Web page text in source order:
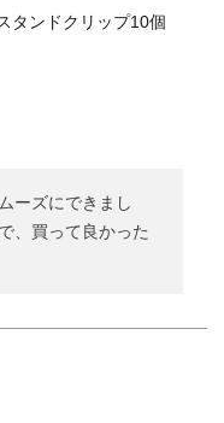
タンドクリップ10個
ーズにできまし
、買って良かった